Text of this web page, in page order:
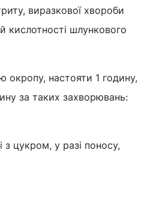
виразкової хвороби
кислотності шлункового
окропу, настояти 1 годину,
за таких захворювань:
цукром, у разі поносу,